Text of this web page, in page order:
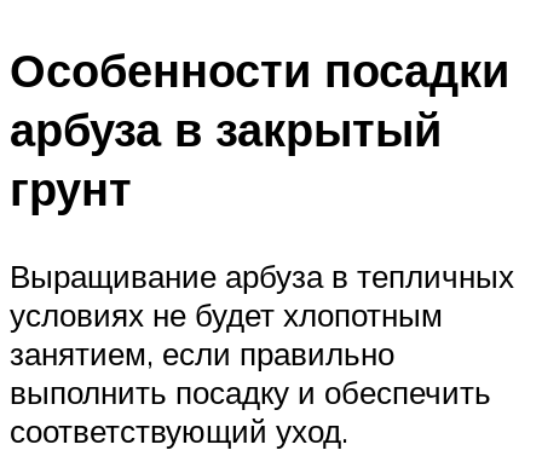
Особенности посадки
арбуза в закрытый
грунт
Выращивание арбуза в тепличных
условиях не будет хлопотным
занятием, если правильно
выполнить посадку и обеспечить
соответствующий уход.